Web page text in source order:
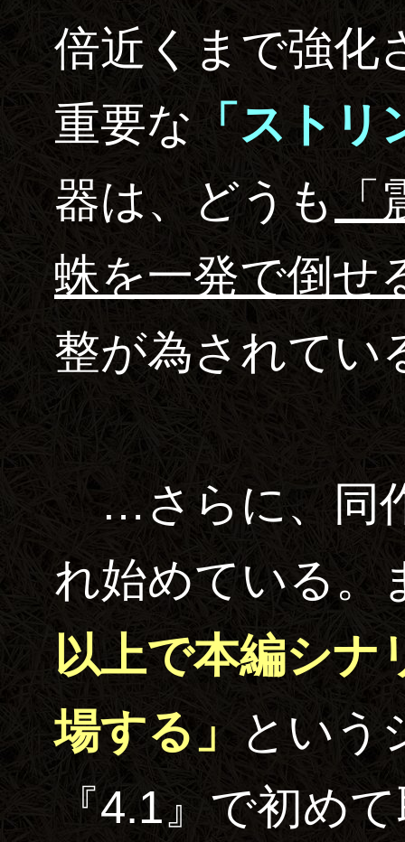
倍近くまで強化
重要な 「ストリ
器は、どうも「
蛛を一発で倒せ
整が為されてい
…さらに、同
れ始めている。
以上で本編シナ
場する」 という
『4.1』で初め